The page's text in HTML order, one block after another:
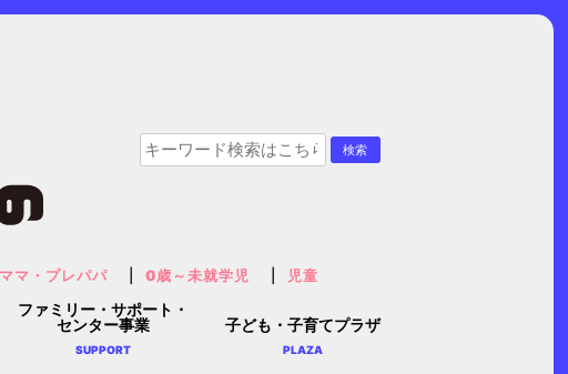
ファミリー・サポート・
センター事業
SUPPORT
子ども・子育てプラザ
PLAZA
マ・プレパパ 0歳～未就学児 児童